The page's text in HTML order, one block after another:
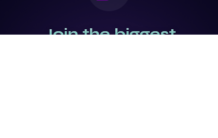
Join the biggest